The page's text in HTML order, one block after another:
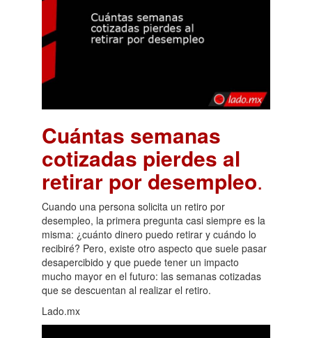
Cuántas semanas
cotizadas pierdes al
retirar por desempleo.
Cuando una persona solicita un retiro por
desempleo, la primera pregunta casi siempre es la
misma: ¿cuánto dinero puedo retirar y cuándo lo
recibiré? Pero, existe otro aspecto que suele pasar
desapercibido y que puede tener un impacto
mucho mayor en el futuro: las semanas cotizadas
que se descuentan al realizar el retiro.
Lado.mx